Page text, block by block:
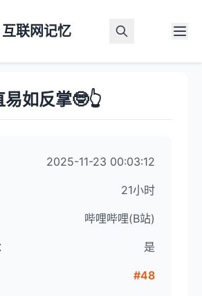
联网记忆
如反掌🤓👆
2025-11-23 00:03:12
21小时
哔哩哔哩(B站)
是
#48